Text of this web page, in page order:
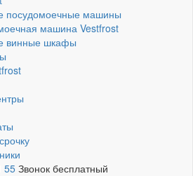
посудомоечные машины
машина Vestfrost
винные шкафы
55 Звонок бесплатный